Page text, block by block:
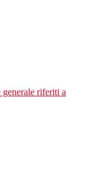
riferiti a